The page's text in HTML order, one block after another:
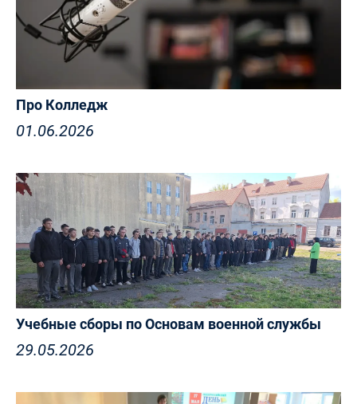
Про Колледж
01.06.2026
Учебные сборы по Основам военной службы
29.05.2026